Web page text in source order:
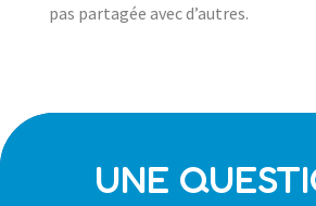
pas partagée avec d’autres.
UNE